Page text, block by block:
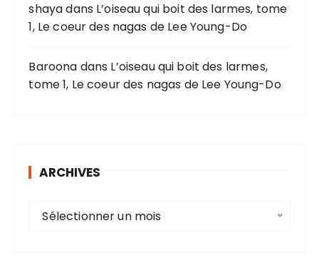
shayadans L’oiseau qui boit des larmes, tome
1, Le coeur des nagas de Lee Young-Do
Baroona dans L’oiseau qui boit des larmes,
tome 1, Le coeur des nagas de Lee Young-Do
ARCHIVES
Sélectionner un mois